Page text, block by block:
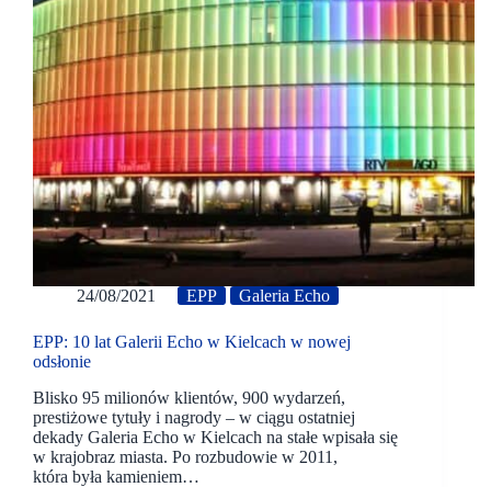
24/08/2021 EPP Galeria Echo
EPP: 10 lat Galerii Echo w Kielcach w nowej
odsłonie
Blisko 95 milionów klientów, 900 wydarzeń,
prestiżowe tytuły i nagrody – w ciągu ostatniej
dekady Galeria Echo w Kielcach na stałe wpisała się
w krajobraz miasta. Po rozbudowie w 2011,
która była kamieniem…